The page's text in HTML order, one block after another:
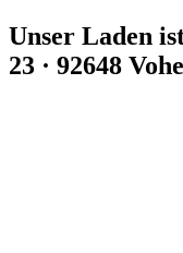
Zum
Inhalt
springen
Unser Laden
23 · 92648